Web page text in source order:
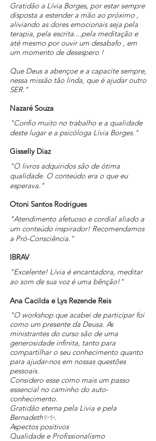
Gratidão a Lívia Borges, por estar sempre
disposta a estender a mão ao próximo ,
aliviando as dores emocionais seja pela
terapia, pela escrita....pela meditação e
até mesmo por ouvir um desabafo , em
um momento de desespero !
Que Deus a abençoe e a capacite sempre,
nessa missão tão linda, que é ajudar outro
SER."
Nazaré Souza
"Confio muito no trabalho e a qualidade
deste lugar e a psicóloga Lívia Borges."
Gisselly Diaz
"O livros adquiridos são de ótima
qualidade. O conteúdo era o que eu
esperava."
Otoni Santos Rodrigues
"Atendimento afetuoso e cordial aliado a
um conteúdo inspirador! Recomendamos
a Pró-Consciência."
IBRAV
"Excelente! Lívia é encantadora, meditar
ao som de sua voz é uma bênção!"
Ana Cacilda e Lys Rezende Reis
"O workshop que acabei de participar foi
como um presente da Deusa. As
ministrantes do curso são de uma
generosidade infinita, tanto para
compartilhar o seu conhecimento quanto
para ajudar-nos em nossas questões
pessoais.
Considero esse como mais um passo
essencial no caminho do auto-
conhecimento.
Gratidão eterna pela Livia e pela
Bernadeth✨✨.
Aspectos positivos
Qualidade e Profissionalismo​